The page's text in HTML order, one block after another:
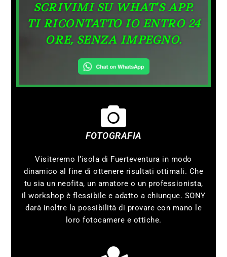
SCRIVIMI SU WHAT’S APP.
TI RICONTATTO IO ENTRO 24
ORE, SENZA IMPEGNO.
FOTOGRAFIA
Visiteremo l’isola di Fuerteventura in modo
dinamico al fine di ottenere risultati ottimali. Che
tu sia un neofita, un amatore o un professionista,
il workshop è flessibile e adatto a chiunque. SONY
darà inoltre la possibilità di provare con mano le
loro fotocamere e ottiche.